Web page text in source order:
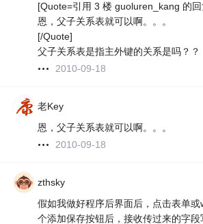
[Quote=引用 3 楼 guoluren_kang 的回
恩，父子关系表就可以啊。。。
[/Quote]
父子关系表是指主外键的关系是吗？？
2010-09-18
老Key
恩，父子关系表就可以啊。。。
2010-09-18
zthsky
假如我做好程序后界面后，点击表单
个添加保存按钮后，接收传过来的字